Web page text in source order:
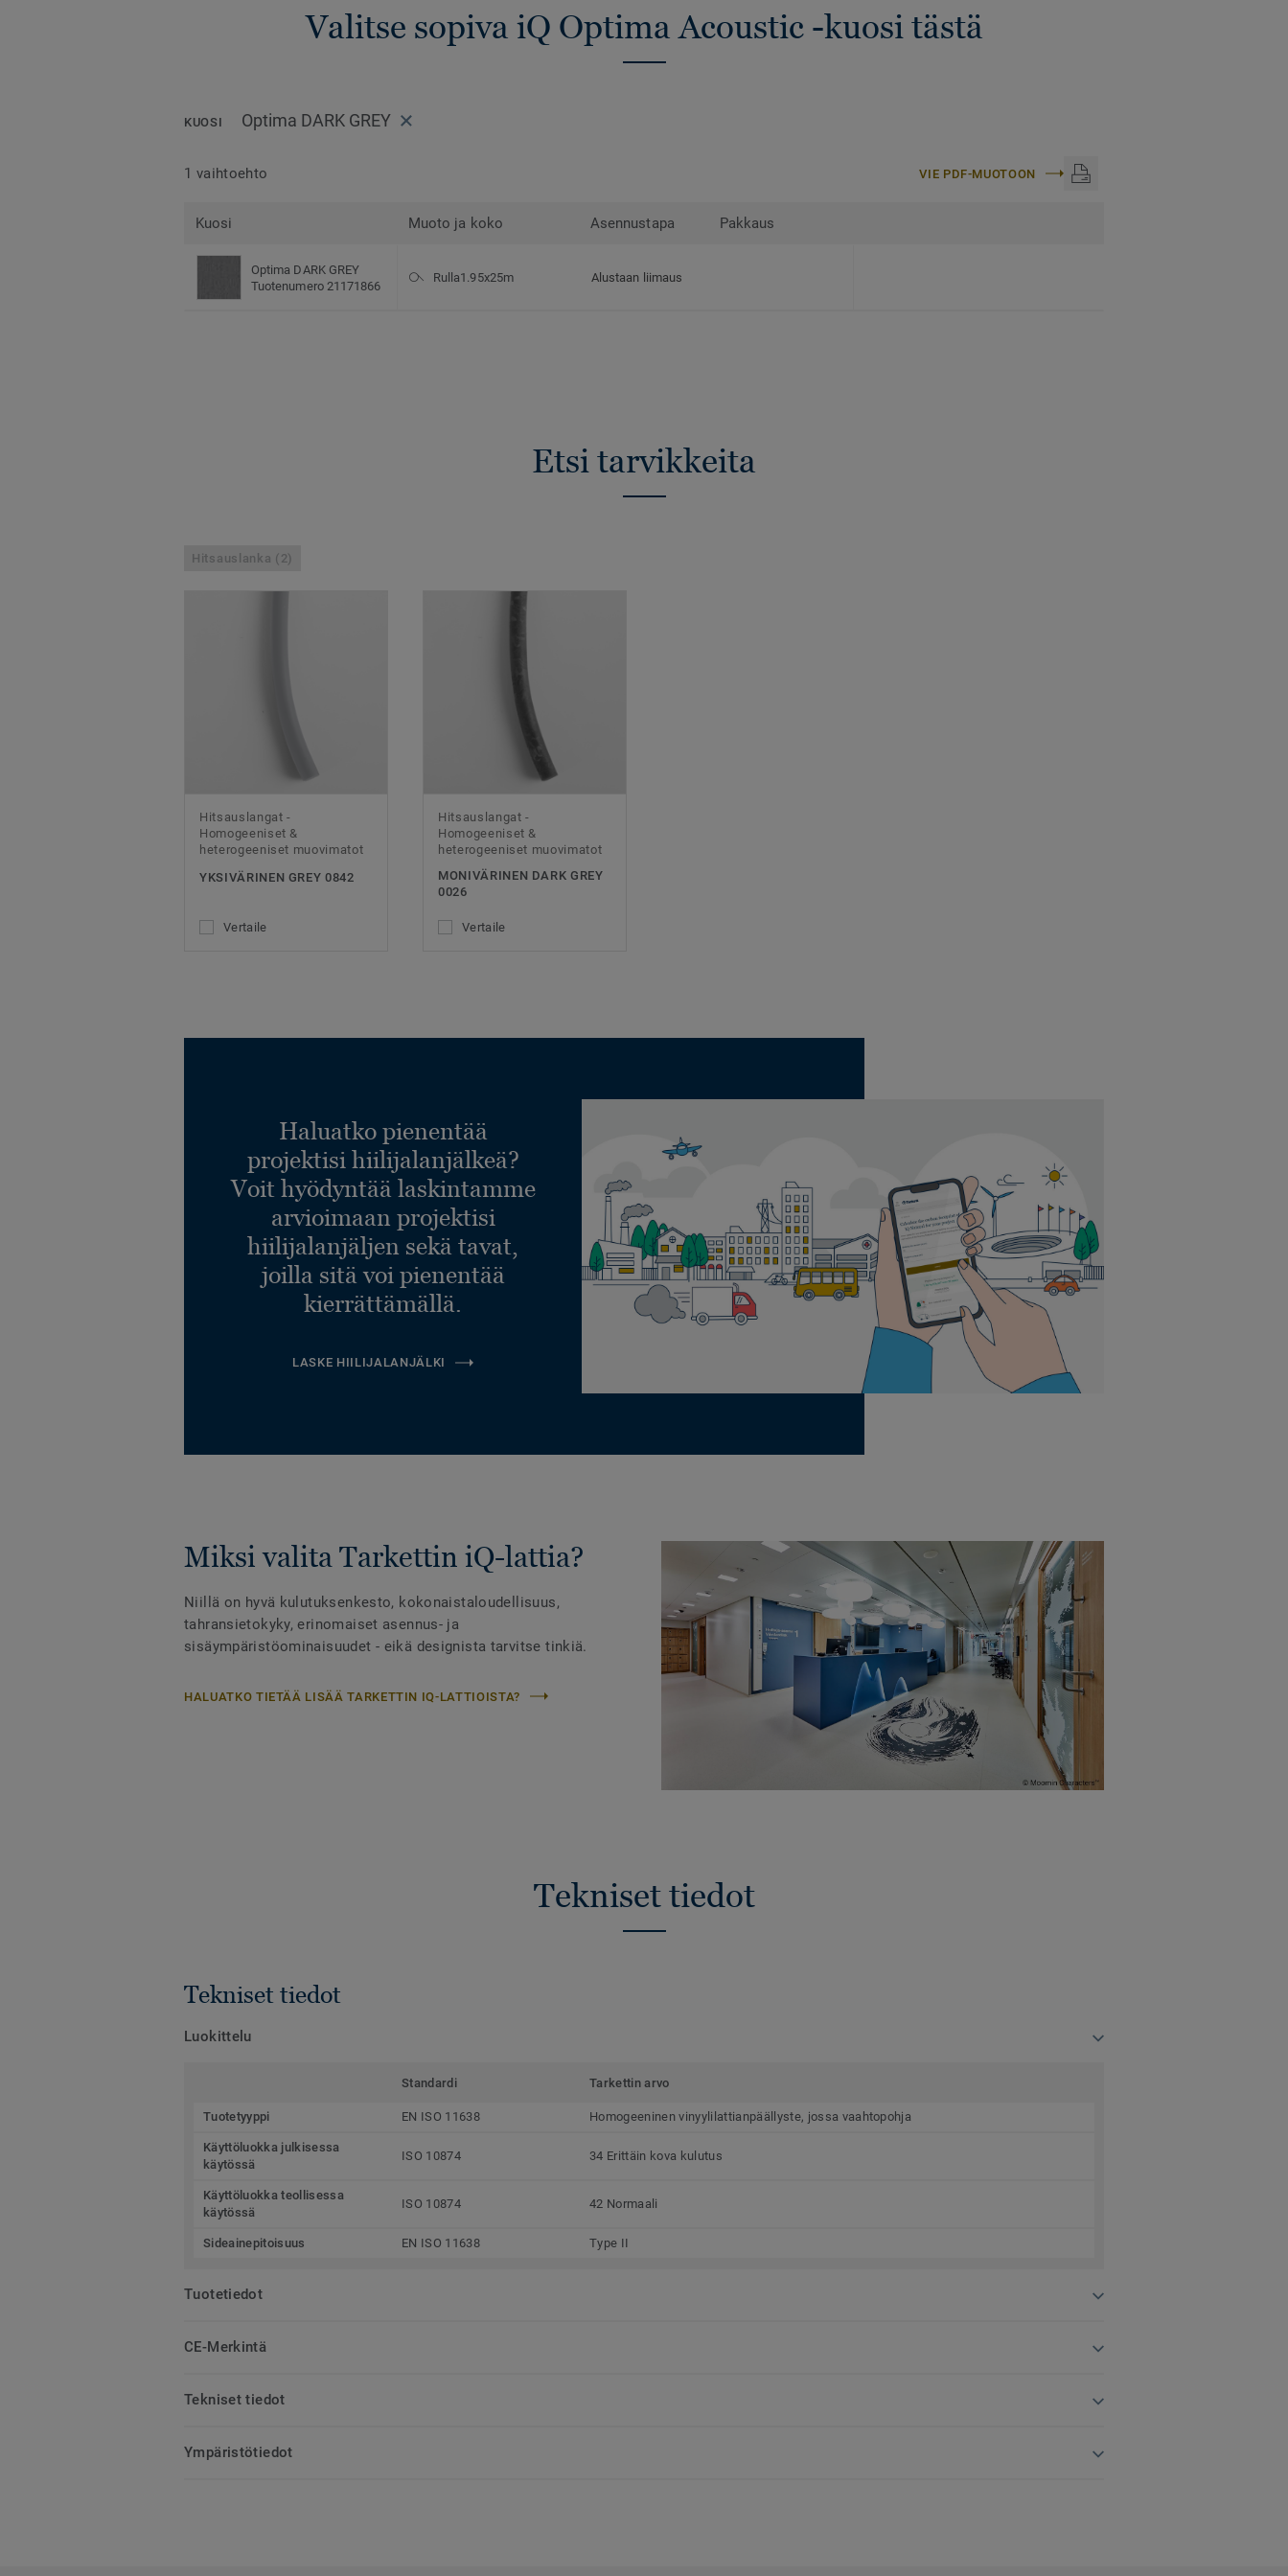
Valitse sopiva iQ Optima Acoustic -kuosi tästä
KUOSI Optima DARK GREY
1 vaihtoehto VIE PDF-MUOTOON
Kuosi Muoto ja koko Asennustapa Pakkaus
Optima DARK GREY
Tuotenumero 21171866
Rulla1.95x25m Alustaan liimaus
Etsi tarvikkeita
Hitsauslanka (2)
Hitsauslangat -
Homogeeniset &
heterogeeniset muovimatot
YKSIVÄRINEN GREY 0842
Vertaile
Hitsauslangat -
Homogeeniset &
heterogeeniset muovimatot
MONIVÄRINEN DARK GREY
0026
Vertaile
Haluatko pienentää
projektisi hiilijalanjälkeä?
Voit hyödyntää laskintamme
arvioimaan projektisi
hiilijalanjäljen sekä tavat,
joilla sitä voi pienentää
kierrättämällä.
LASKE HIILIJALANJÄLKI
Miksi valita Tarkettin iQ-lattia?
Niillä on hyvä kulutuksenkesto, kokonaistaloudellisuus,
tahransietokyky, erinomaiset asennus- ja
sisäympäristöominaisuudet - eikä designista tarvitse tinkiä.
HALUATKO TIETÄÄ LISÄÄ TARKETTIN IQ-LATTIOISTA?
Tekniset tiedot
Tekniset tiedot
Luokittelu
Standardi Tarkettin arvo
Tuotetyyppi EN ISO 11638 Homogeeninen vinyylilattianpäällyste, jossa vaahtopohja
Käyttöluokka julkisessa
käytössä
ISO 10874 34 Erittäin kova kulutus
Käyttöluokka teollisessa
käytössä
ISO 10874 42 Normaali
Sideainepitoisuus EN ISO 11638 Type II
Tuotetiedot
CE-Merkintä
Tekniset tiedot
Ympäristötiedot